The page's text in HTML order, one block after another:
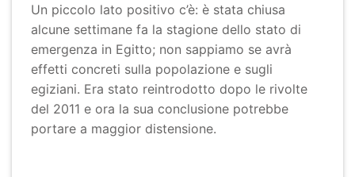
Un piccolo lato positivo c’è: è stata chiusa
alcune settimane fa la stagione dello stato di
emergenza in Egitto; non sappiamo se avrà
effetti concreti sulla popolazione e sugli
egiziani. Era stato reintrodotto dopo le rivolte
del 2011 e ora la sua conclusione potrebbe
portare a maggior distensione.